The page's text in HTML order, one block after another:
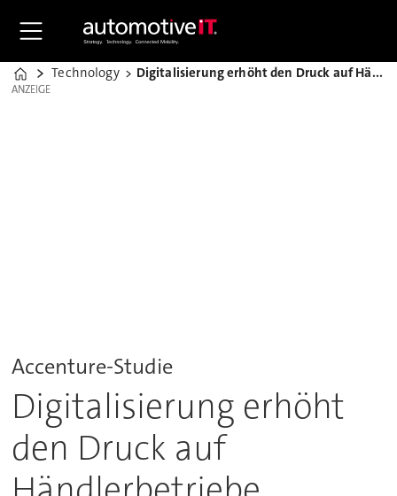
Home
Technology Digitalisierung erhöht den Druck auf Händlerbetriebe
ANZEIGE
ANZEIGE
Accenture-Studie
Digitalisierung erhöht
den Druck auf